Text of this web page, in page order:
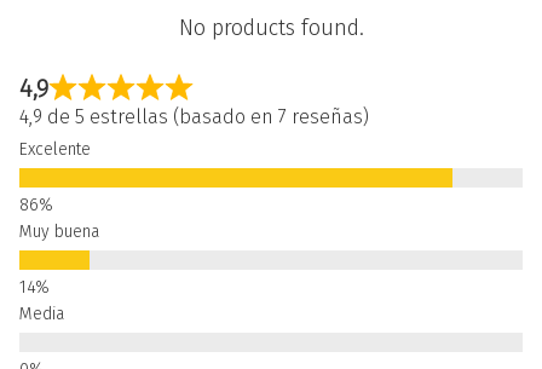
No products found.
4,9
4,9 de 5 estrellas (basado en 7 reseñas)
Excelente
Muy buena
Media